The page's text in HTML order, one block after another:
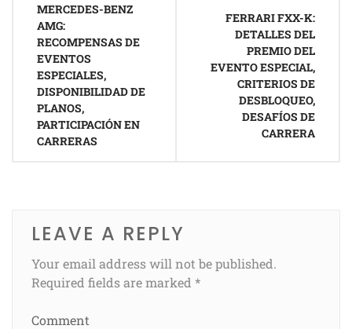
navigation
MERCEDES-BENZ
AMG:
RECOMPENSAS DE
EVENTOS
ESPECIALES,
DISPONIBILIDAD DE
PLANOS,
PARTICIPACIÓN EN
CARRERAS
FERRARI FXX-K:
DETALLES DEL
PREMIO DEL
EVENTO ESPECIAL,
CRITERIOS DE
DESBLOQUEO,
DESAFÍOS DE
CARRERA
LEAVE A REPLY
Your email address will not be published.
Required fields are marked *
Comment